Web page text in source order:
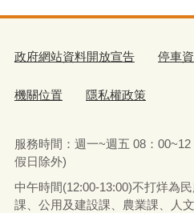
政府網站資料開放宣告 停車
機關位置 隱私權政策
服務時間：週一~週五 08：
假日除外)
中午時間(12:00-13:00)不打烊為
課、公用及建設課、農業課、人